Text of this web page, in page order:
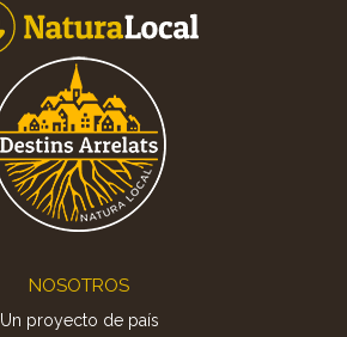
NOSOTROS
Un proyecto de país